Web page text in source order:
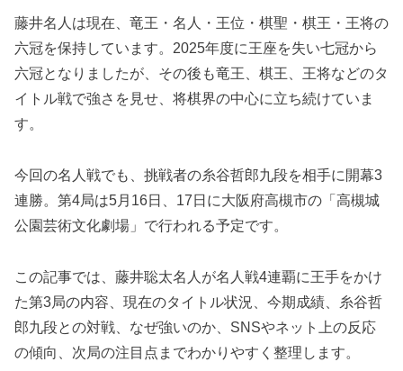
藤井名人は現在、竜王・名人・王位・棋聖・棋王・王将の
六冠を保持しています。2025年度に王座を失い七冠から
六冠となりましたが、その後も竜王、棋王、王将などのタ
イトル戦で強さを見せ、将棋界の中心に立ち続けていま
す。
今回の名人戦でも、挑戦者の糸谷哲郎九段を相手に開幕3
連勝。第4局は5月16日、17日に大阪府高槻市の「高槻城
公園芸術文化劇場」で行われる予定です。
この記事では、藤井聡太名人が名人戦4連覇に王手をかけ
た第3局の内容、現在のタイトル状況、今期成績、糸谷哲
郎九段との対戦、なぜ強いのか、SNSやネット上の反応
の傾向、次局の注目点までわかりやすく整理します。